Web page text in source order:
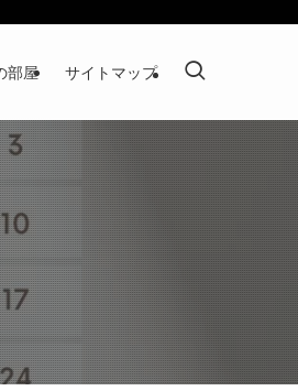
部屋 サイトマップ